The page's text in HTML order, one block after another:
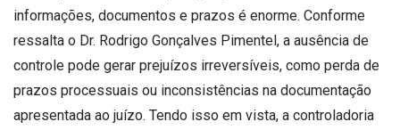
informações, documentos e prazos é enorme. Conforme
ressalta o Dr. Rodrigo Gonçalves Pimentel, a ausência de
controle pode gerar prejuízos irreversíveis, como perda de
prazos processuais ou inconsistências na documentação
apresentada ao juízo. Tendo isso em vista, a controladoria